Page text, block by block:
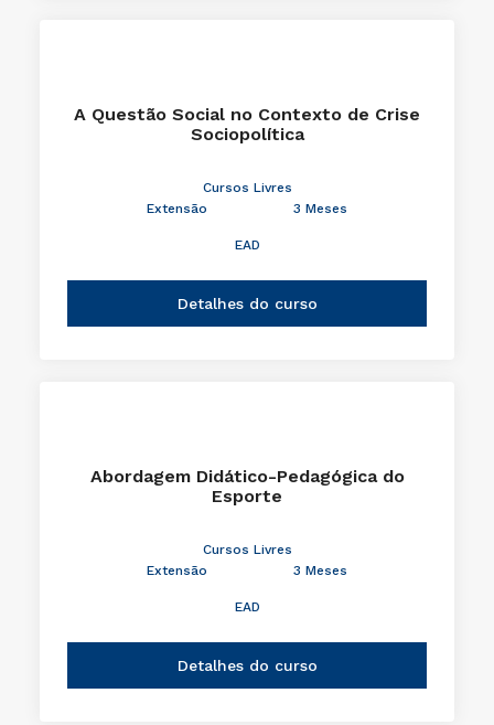
A Questão Social no Contexto de Crise
Sociopolítica
Cursos Livres
Extensão
3 Meses
EAD
Detalhes do curso
Abordagem Didático-Pedagógica do
Esporte
Cursos Livres
Extensão
3 Meses
EAD
Detalhes do curso